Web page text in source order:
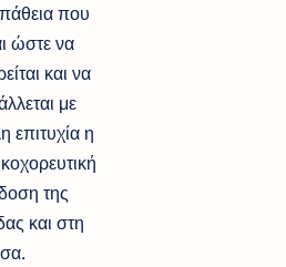
που
ώστε να
και να
με
επιτυχία η
της
και στη